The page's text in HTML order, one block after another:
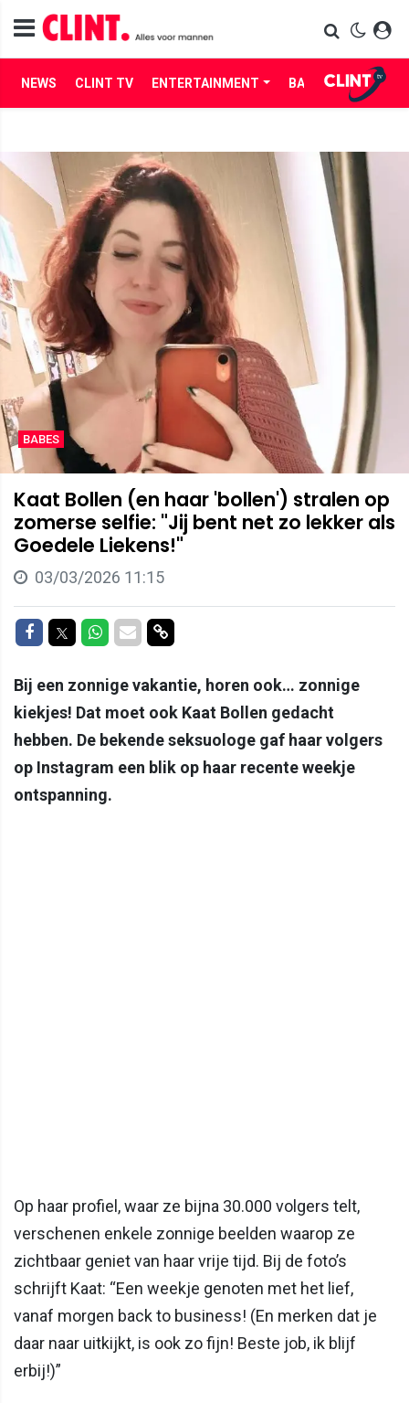
NEWS CLINT TV ENTERTAINMENT BABES LIFE
BABES
Kaat Bollen (en haar 'bollen') stralen op
zomerse selfie: "Jij bent net zo lekker als
Goedele Liekens!"
03/03/2026 11:15
Delen op Facebook
Delen op Twitter
Delen op Whatsapp
Delen via Mail
Delen via link
Bij een zonnige vakantie, horen ook… zonnige
kiekjes! Dat moet ook Kaat Bollen gedacht
hebben. De bekende seksuologe gaf haar volgers
op Instagram een blik op haar recente weekje
ontspanning.
Op haar profiel, waar ze bijna 30.000 volgers telt,
verschenen enkele zonnige beelden waarop ze
zichtbaar geniet van haar vrije tijd. Bij de foto’s
schrijft Kaat: “Een weekje genoten met het lief,
vanaf morgen back to business! (En merken dat je
daar naar uitkijkt, is ook zo fijn! Beste job, ik blijf
erbij!)”